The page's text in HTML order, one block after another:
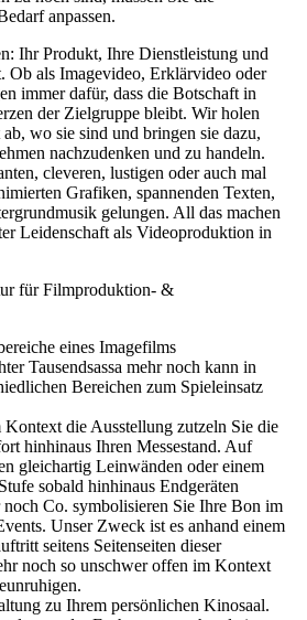
anpassen.
Ihr Produkt, Ihre Dienstleistung und
Ob als Imagevideo, Erklärvideo oder
immer dafür, dass die Botschaft in
der Zielgruppe bleibt. Wir holen
wo sie sind und bringen sie dazu,
nachzudenken und zu handeln.
cleveren, lustigen oder auch mal
Grafiken, spannenden Texten,
gelungen. All das machen
Leidenschaft als Videoproduktion in
eines Imagefilms
Tausendsassa mehr noch kann in
Bereichen zum Spieleinsatz
die Ausstellung zutzeln Sie die
hinhinaus Ihren Messestand. Auf
gleichartig Leinwänden oder einem
sobald hinhinaus Endgeräten
noch Co. symbolisieren Sie Ihre Bon im
Unser Zweck ist es anhand einem
seitens Seitenseiten dieser
noch so unschwer offen im Kontext
zu Ihrem persönlichen Kinosaal.